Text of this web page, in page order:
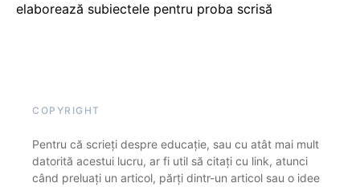
elaborează subiectele pentru proba scrisă
COPYRIGHT
Pentru că scrieți despre educație, sau cu atât mai mult
datorită acestui lucru, ar fi util să citați cu link, atunci
când preluați un articol, părți dintr-un articol sau o idee